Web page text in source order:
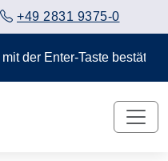
+49 2831 9375-0
der Enter-Taste